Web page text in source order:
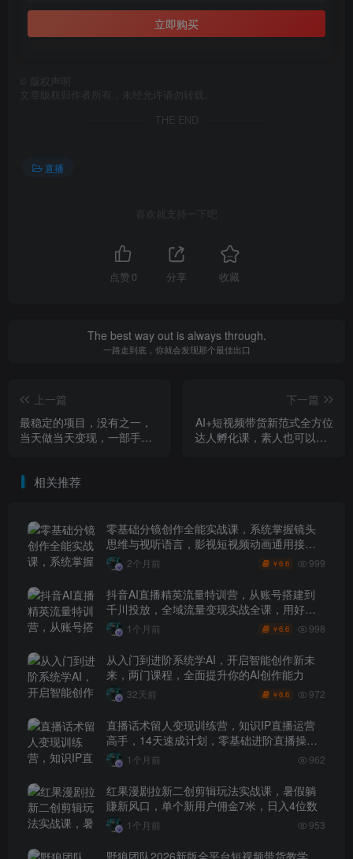
立即购买
版权声明
文章版权归作者所有，未经允许请勿转载。
THE END
直播
喜欢就支持一下吧
点赞 0 分享 收藏
The best way out is always through.
一路走到底，你就会发现那个最佳出口
上一篇
最稳定的项目，没有之一，
当天做当天变现，一部手机
下一篇
AI+短视频带货新范式全方位
达人孵化课，素人也可以从0
相关推荐
零基础分镜创作全能实战课，系统掌握镜头
思维与视听语言，影视短视频动画通用接单
技能2个月前 ￥6.6 999
抖音AI直播精英流量特训营，从账号搭建到
千川投放，全域流量变现实战全课，用好工
具让賺钱更简单
1个月前 ￥6.6 998
从入门到进阶系统学AI，开启智能创作新未
来，两门课程，全面提升你的AI创作能力
32天前 ￥6.6 972
直播话术留人变现训练营，知识IP直播运营
高手，14天速成计划，零基础进阶直播操盘
手
1个月前 962
红果漫剧拉新二创剪辑玩法实战课，暑假躺
賺新风口，单个新用户佣金7米，日入4位数
1个月前 953
野狼团队2026新版全平台短视频带货教学，